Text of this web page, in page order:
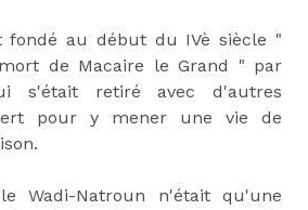
fondé au début du IVè siècle "
de Macaire le Grand " par
s'était retiré avec d'autres
pour y mener une vie de
Wadi-Natroun n'était qu'une